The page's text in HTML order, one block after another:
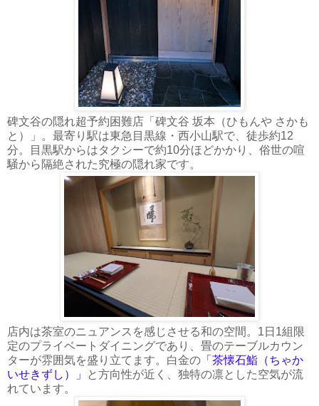
碑文谷の隠れ超予約困難店「碑文谷 坂本（ひもんや さかも
と）」。最寄り駅は東急目黒線・西小山駅で、徒歩約12
分。目黒駅からはタクシーで約10分ほどかかり、俗世の喧
騒から隔絶された究極の隠れ家です。
店内は茶室のニュアンスを感じさせる和の空間。1日1組限
定のプライベートダイニングであり、畳のテーブルカウン
ターが雰囲気を盛り立てます。白金の 「茶懐石鮨（ちゃか
いせきずし）」
と方向性が近く、独特の凛とした空気が流
れています。